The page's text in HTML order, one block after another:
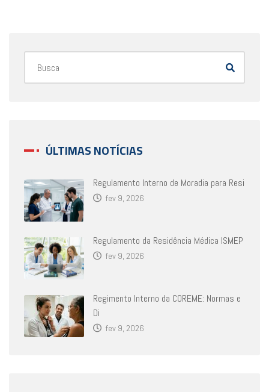
ÚLTIMAS NOTÍCIAS
Regulamento Interno de Moradia para Resi
fev 9, 2026
Regulamento da Residência Médica ISMEP
fev 9, 2026
Regimento Interno da COREME: Normas e
Di
fev 9, 2026